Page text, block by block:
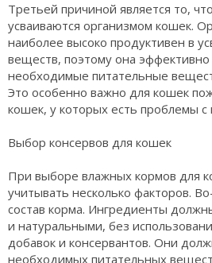
Третьей причиной является то,
усваиваются организмом кошек.
наиболее высоко продуктивен в
веществ, поэтому она эффективно
необходимые питательные
Это особенно важно для кошек
кошек, у которых есть проблемы
Выбор консервов для кошек
При выборе влажных кормов для
учитывать несколько факторов.
состав корма. Ингредиенты
и натуральными, без
добавок и консервантов. Они
необходимых питательных